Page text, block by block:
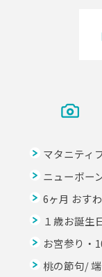
マタニティ
ニューボー
6ヶ月 おす
１歳お誕生
お宮参り・
桃の節句/